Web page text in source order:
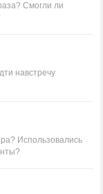
Смогли ли
навстречу
Использовались